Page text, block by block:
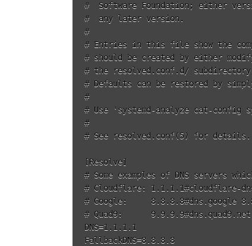
#  Software Foundation; either
#  any later version.
#
# Entries in this file show the
# should be created by either
# the resolved.conf.d/
# Defaults can be restored by
#
# Use 'systemd-analyze cat-
#
# See resolved.conf(5) for details.
[Resolve]
# Some examples of DNS servers
# Cloudflare: 1.1.1.1#cloudflare-
# Google:     8.8.8.8#dns.google
# Quad9:      9.9.9.9#dns.quad9.net
DNS=1.1.1.1
FallbackDNS=8.8.8.8